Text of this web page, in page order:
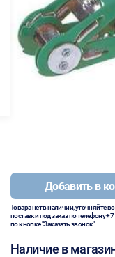
Добавить в
Товара нет в наличии, уточняйте
поставки под заказ по телефону+7
по кнопке "Заказать звонок"
Наличие в